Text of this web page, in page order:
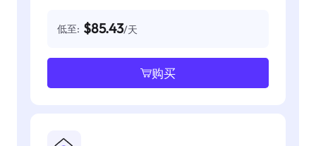
低至: $85.43/天
购买